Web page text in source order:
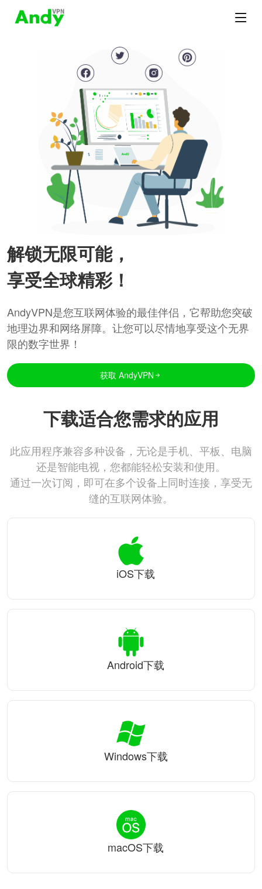
解锁无限可能，
享受全球精彩！
AndyVPN是您互联网体验的最佳伴侣，它帮助您突破
地理边界和网络屏障。让您可以尽情地享受这个无界
限的数字世界！
获取 AndyVPN
下载适合您需求的应用
此应用程序兼容多种设备，无论是手机、平板、电脑
还是智能电视，您都能轻松安装和使用。
通过一次订阅，即可在多个设备上同时连接，享受无
缝的互联网体验。
iOS下载
Android下载
Windows下载
macOS下载